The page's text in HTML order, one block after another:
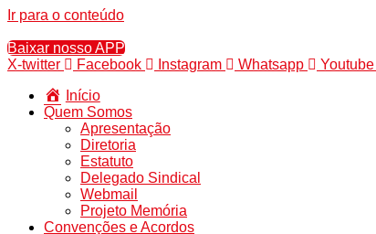
Ir para o conteúdo
Baixar nosso APP
X-twitter
Facebook Instagram Whatsapp
Youtube
Início
Quem Somos
Apresentação
Diretoria
Estatuto
Delegado Sindical
Webmail
Projeto Memória
Convenções e Acordos